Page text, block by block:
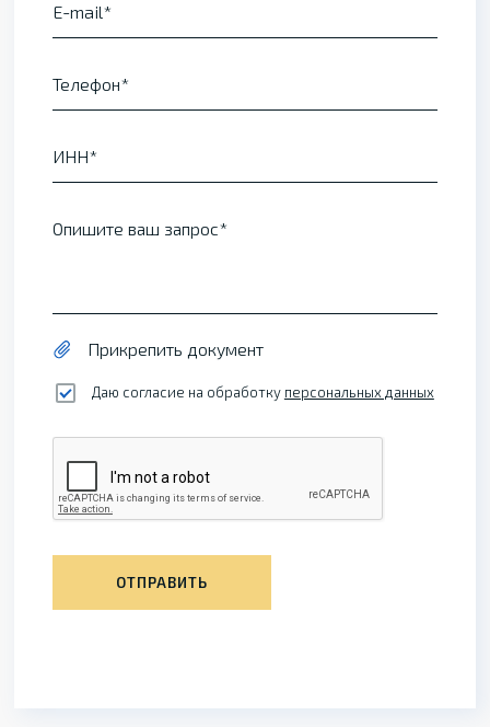
E-mail
Телефон
ИНН
Опишите ваш запрос
Прикрепить документ
Даю согласие на обработку персональных данных
ОТПРАВИТЬ